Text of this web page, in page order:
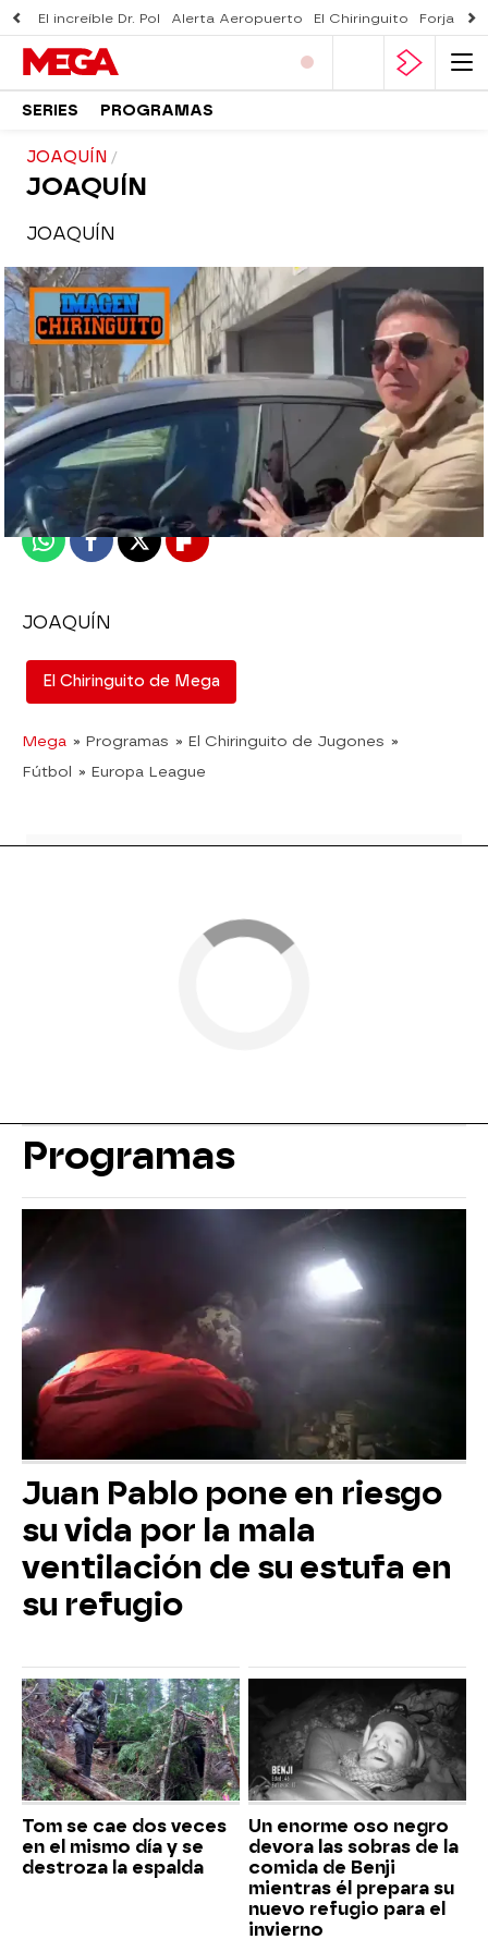
El increíble Dr. Pol Alerta Aeropuerto El Chiringuito Forjado
SERIES PROGRAMAS
JOAQUÍN
JOAQUÍN
JOAQUÍN
El Chiringuito
Publicado: 14 de marzo de 2023, 15:07
WhatsappFacebook
X Flipboard
JOAQUÍN
El Chiringuito de Mega
Mega » Programas » El Chiringuito de Jugones »
Fútbol » Europa League
Programas
Juan Pablo pone en riesgo
su vida por la mala
ventilación de su estufa en
su refugio
Tom se cae dos veces
en el mismo día y se
destroza la espalda
Un enorme oso negro
devora las sobras de la
comida de Benji
mientras él prepara su
nuevo refugio para el
invierno